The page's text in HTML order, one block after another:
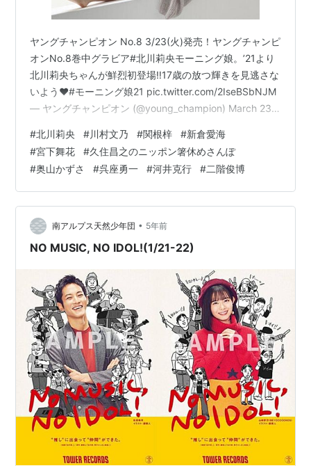
ヤングチャンピオン No.8 3/23(火)発売！ヤングチャンピ
オンNo.8巻中グラビア#北川莉央モーニング娘。’21より
北川莉央ちゃんが鮮烈初登場‼︎17歳の放つ輝きを見逃さな
いよう❤️#モーニング娘21 pic.twitter.com/2IseBSbNJM
— ヤングチャンピオン (@young_champion) March 23,
グ娘。’23 15期オフィシャルブログ Powered by Ameba
高知市広報誌「あかるいまち」4月号 こんばんは！川村
文乃です！高知市広報誌「あかるいまち」4月号表紙に掲
載して頂きました！高…
#北川莉央 #川村文乃 #関根梓 #新倉愛海
#宮下舞花 #久住昌之のニッポン箸休めさんぽ
#奥山かずさ #呉座勇一 #河井克行 #二階俊博
南アルプス天然少年団 • 5年前
NO MUSIC, NO IDOL!(1/21-22)